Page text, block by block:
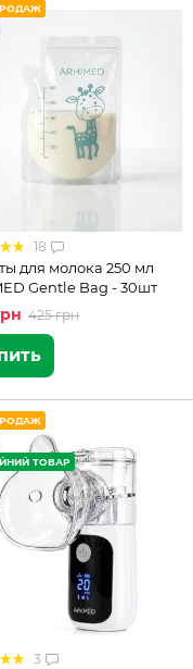
18
для молока 250 мл
Gentle Bag - 30шт
425 грн
ТОВАР
3